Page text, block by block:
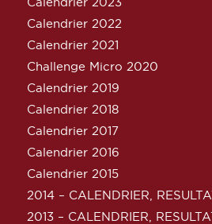
Calendrier 2022
Calendrier 2021
Challenge Micro 2020
Calendrier 2019
Calendrier 2018
Calendrier 2017
Calendrier 2016
Calendrier 2015
2014 – CALENDRIER,
2013 – CALENDRIER,